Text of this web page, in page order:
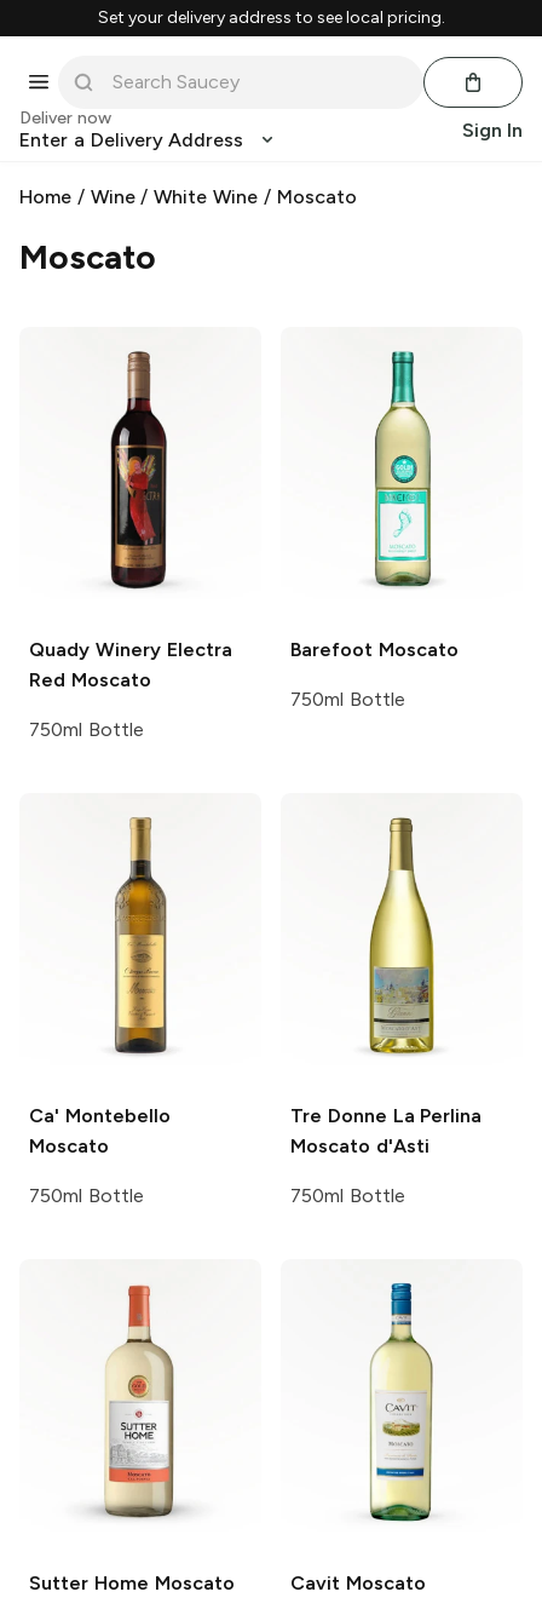
Set your delivery address to see local pricing.
Deliver now
Enter a Delivery Address Sign In
Home / Wine/White Wine / Moscato
Moscato
Quady Winery Electra
Red Moscato
750ml Bottle
Barefoot Moscato
750ml Bottle
Ca' Montebello
Moscato
750ml Bottle
Tre Donne La Perlina
Moscato d'Asti
750ml Bottle
Sutter Home Moscato Cavit Moscato